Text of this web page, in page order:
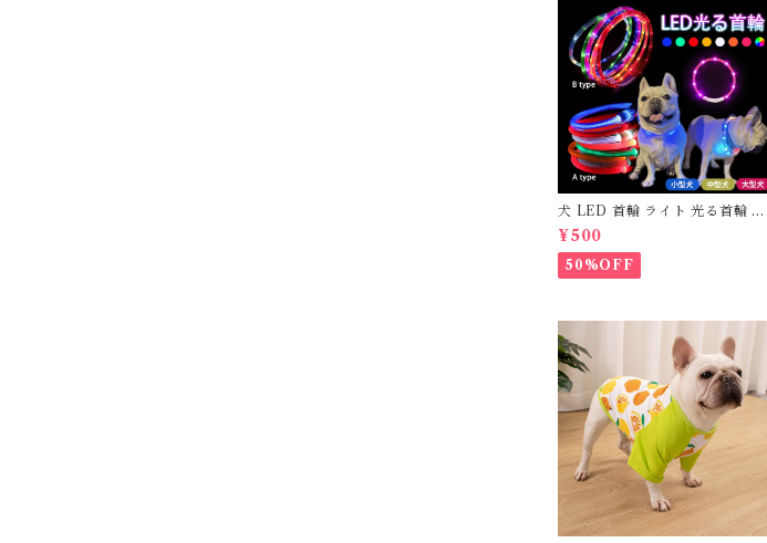
犬 LED 首輪 ライト 光る首輪 US
B充電 生活防水 長さ調整可能 首
輪 犬用 ペット カラー ペット用品
軽量 ドッグ用品 フレンチブルド
ック 大型犬 中型犬 小型犬 35c
¥500
50%OFF